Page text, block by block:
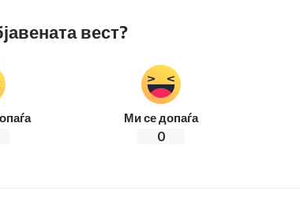
вест?
Ми се допаѓа
0